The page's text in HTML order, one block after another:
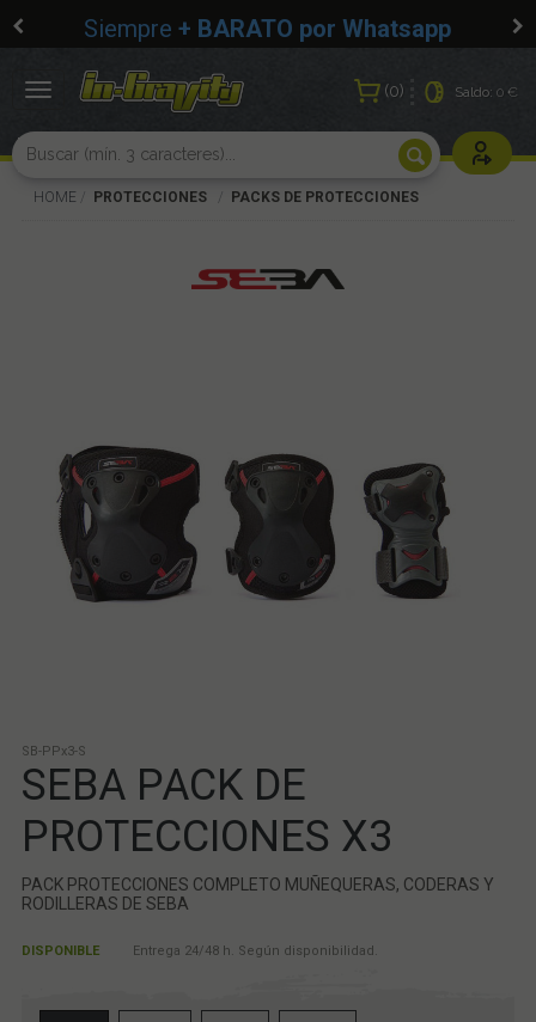
Siempre + BARATO por Whatsapp
0 Saldo:0 €
Usuarios
Toggle
HOME PROTECCIONES PACKS DE PROTECCIONES
SB-PPx3-S
SEBA PACK DE
PROTECCIONES X3
PACK PROTECCIONES COMPLETO MUÑEQUERAS, CODERAS Y
RODILLERAS DE SEBA
DISPONIBLE Entrega 24/48 h. Según disponibilidad.